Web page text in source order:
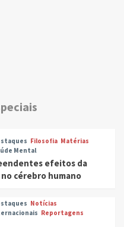
Filosofia Matérias
Mental
efeitos da
cérebro humano
Notícias
Reportagens